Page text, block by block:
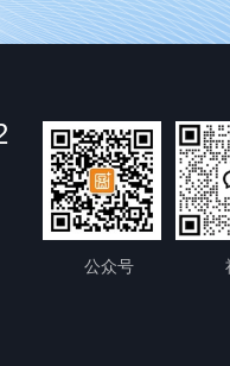
公众号